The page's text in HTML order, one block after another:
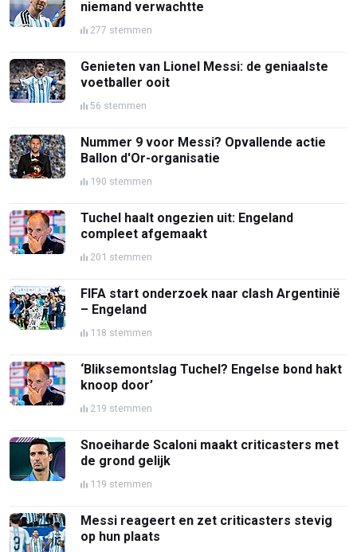
niemand verwachtte
277 stemmen
Genieten van Lionel Messi: de geniaalste
voetballer ooit
56 stemmen
Nummer 9 voor Messi? Opvallende actie
Ballon d'Or-organisatie
190 stemmen
Tuchel haalt ongezien uit: Engeland
compleet afgemaakt
201 stemmen
FIFA start onderzoek naar clash Argentinië
– Engeland
118 stemmen
‘Bliksemontslag Tuchel? Engelse bond hakt
knoop door’
219 stemmen
Snoeiharde Scaloni maakt criticasters met
de grond gelijk
119 stemmen
Messi reageert en zet criticasters stevig
op hun plaats